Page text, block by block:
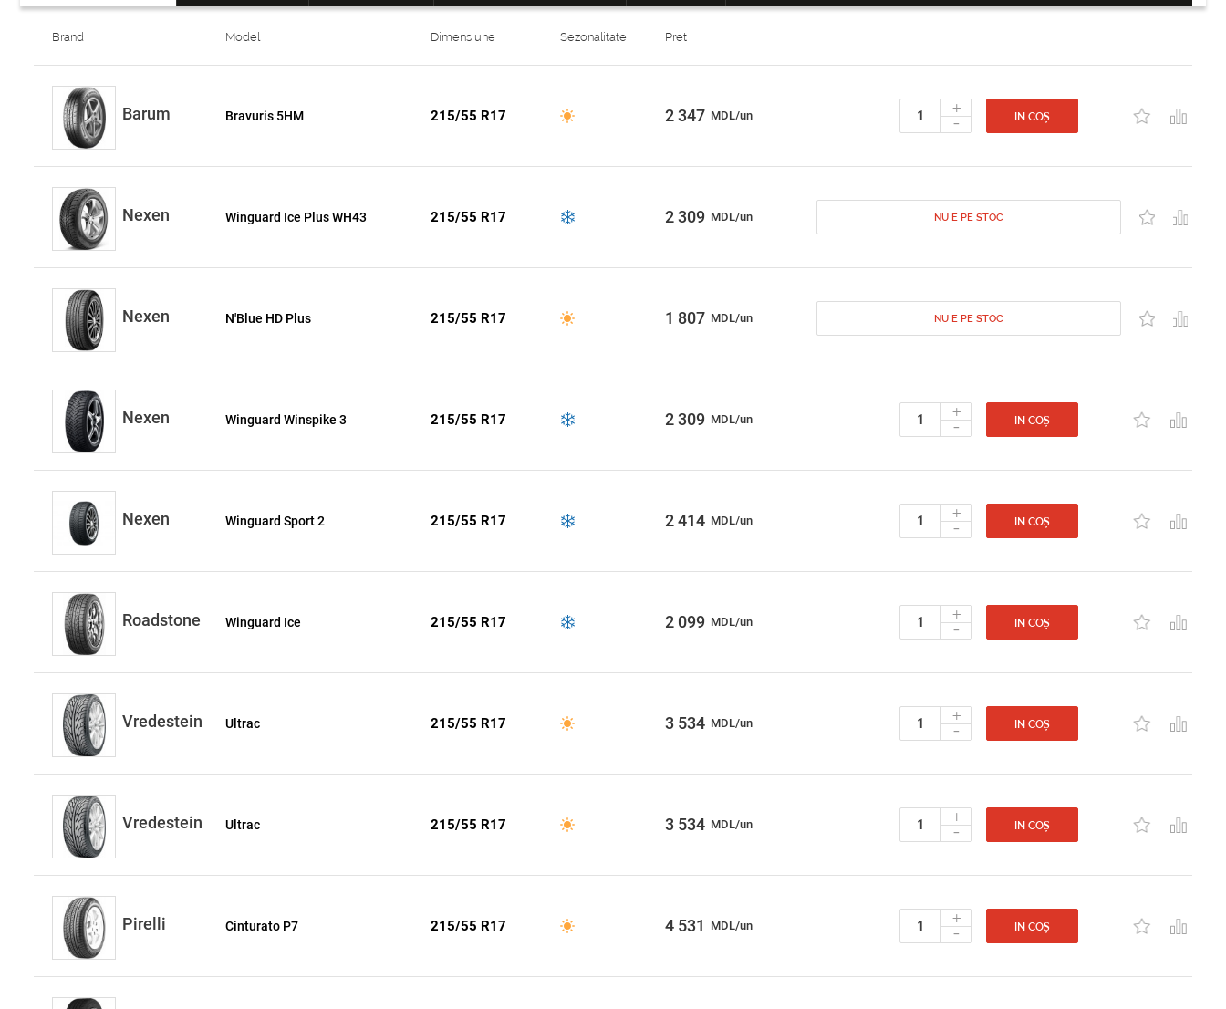
Brand Model Dimensiune Sezonalitate Pret
Barum Bravuris 5HM 215/55 R17 2 347 MDL/un +
- IN COȘ
Nexen Winguard Ice Plus WH43 215/55 R17 2 309 MDL/un NU E PE STOC
Nexen N'Blue HD Plus 215/55 R17 1 807 MDL/un NU E PE STOC
Nexen Winguard Winspike 3 215/55 R17 2 309 MDL/un +
- IN COȘ
Nexen Winguard Sport 2 215/55 R17 2 414 MDL/un +
- IN COȘ
Roadstone Winguard Ice 215/55 R17 2 099 MDL/un +
- IN COȘ
Vredestein Ultrac 215/55 R17 3 534 MDL/un +
- IN COȘ
Vredestein Ultrac 215/55 R17 3 534 MDL/un +
- IN COȘ
Pirelli Cinturato P7 215/55 R17 4 531 MDL/un +
- IN COȘ